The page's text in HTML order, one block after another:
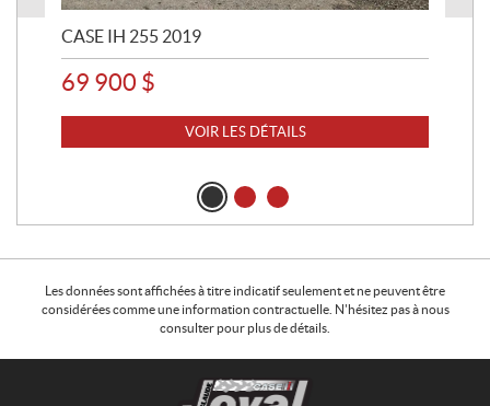
CASE IH 255 2019
69 900 $
VOIR LES DÉTAILS
Les données sont affichées à titre indicatif seulement et ne peuvent être
considérées comme une information contractuelle. N'hésitez pas à nous
consulter pour plus de détails.